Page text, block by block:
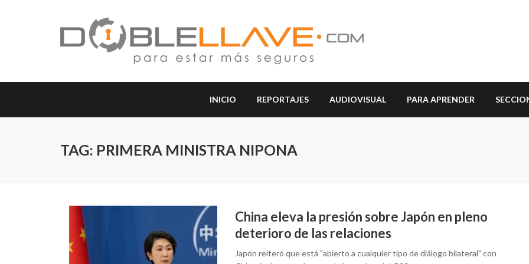
INICIO REPORTAJES AUDIOVISUAL PARA APRENDER
TAG: PRIMERA MINISTRA NIPONA
China eleva la presión sobre Japón en pleno
deterioro de las relaciones
Japón reiteró que está "abierto a cualquier tipo de diálogo bilateral" con